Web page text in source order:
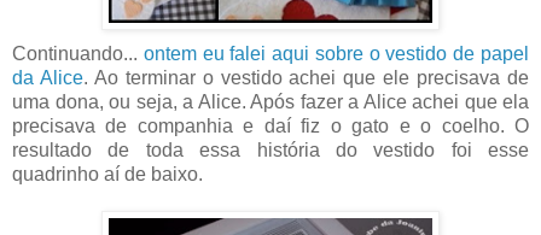
Continuando... ontem eu falei aqui sobre o vestido de papel
da Alice. Ao terminar o vestido achei que ele precisava de
uma dona, ou seja, a Alice. Após fazer a Alice achei que ela
precisava de companhia e daí fiz o gato e o coelho. O
resultado de toda essa história do vestido foi esse
quadrinho aí de baixo.